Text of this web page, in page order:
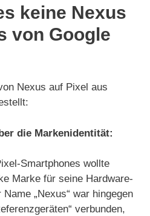
y
V
i
e
o
keine Nexus
von Google
Nexus auf Pixel aus
die Markenidentität:
Smartphones wollte
Marke für seine Hardware-
„Nexus“ war hingegen
verbunden,